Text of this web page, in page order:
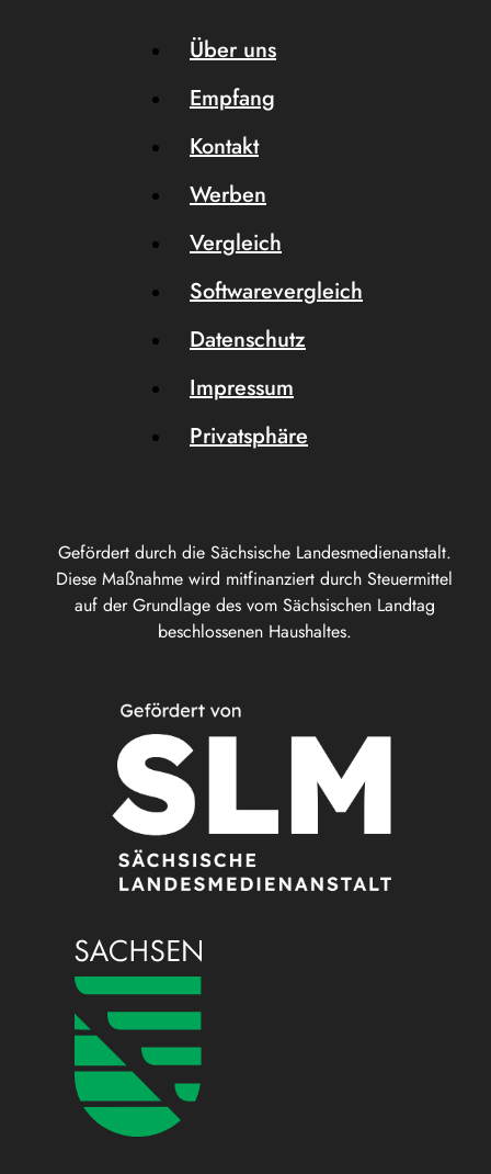
Gefördert durch die Sächsische Landesmedienanstalt.
Diese Maßnahme wird mitfinanziert durch Steuermittel
auf der Grundlage des vom Sächsischen Landtag
beschlossenen Haushaltes.
Über uns
Empfang
Kontakt
Werben
Vergleich
Softwarevergleich
Datenschutz
Impressum
Privatsphäre